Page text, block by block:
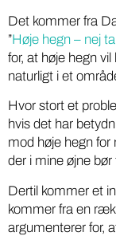
Det kommer fra
”Høje hegn – nej
for, at høje hegn
naturligt i et
Hvor stort et
hvis det har
mod høje hegn for
der i mine øjne
Dertil kommer et
kommer fra en
argumenterer for,